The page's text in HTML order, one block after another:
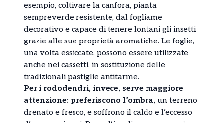
esempio, coltivare la canfora, pianta
sempreverde resistente, dal fogliame
decorativo e capace di tenere lontani gli insetti
grazie alle sue proprietà aromatiche. Le foglie,
una volta essiccate, possono essere utilizzate
anche nei cassetti, in sostituzione delle
tradizionali pastiglie antitarme.
Per i rododendri, invece, serve maggiore
attenzione: preferiscono l’ombra, un terreno
drenato e fresco, e soffrono il caldo e l’eccesso